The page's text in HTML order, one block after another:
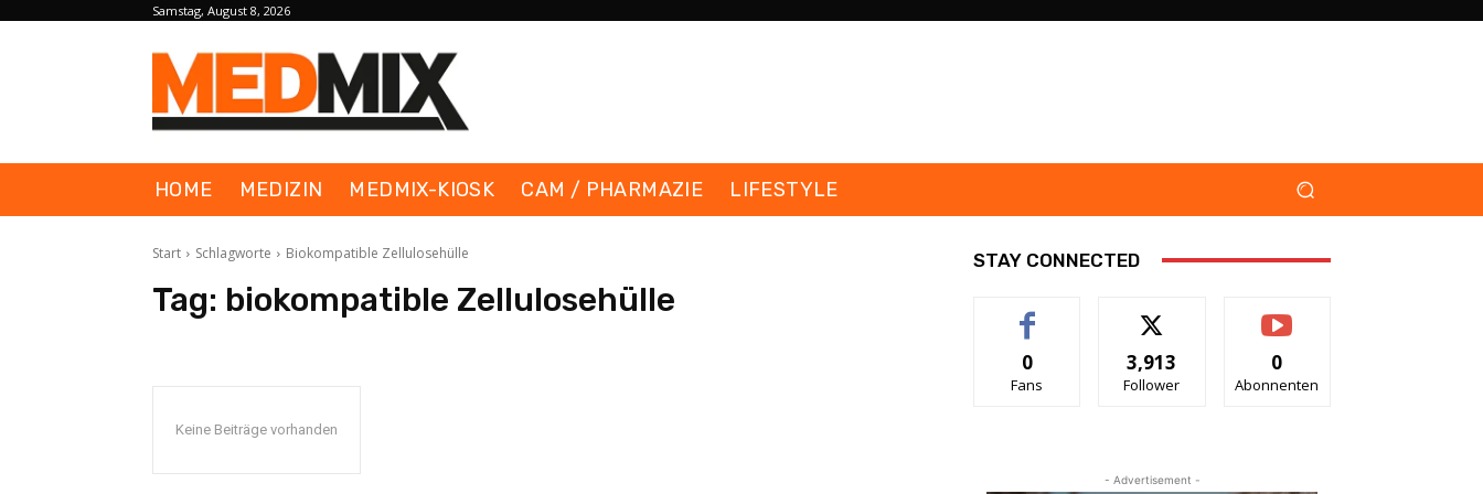
Samstag, August 8, 2026
HOME MEDIZIN MEDMIX-KIOSK CAM / PHARMAZIE LIFESTYLE
Start Schlagworte Biokompatible Zellulosehülle
Tag: biokompatible Zellulosehülle
Keine Beiträge vorhanden
STAY CONNECTED
0
Fans
3,913
Follower
0
Abonnenten
- Advertisement -